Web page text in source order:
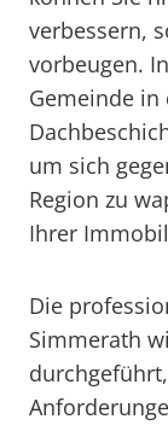
verbessern,
vorbeugen.
Gemeinde in
um sich
Region zu
Ihrer
Die
Simmerath